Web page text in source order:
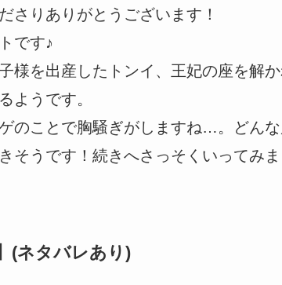
さりありがとうございます！
です♪
様を出産したトンイ、王妃の座を解
ようです。
のことで胸騒ぎがしますね…。どん
そうです！続きへさっそくいってみま
(ネタバレあり)